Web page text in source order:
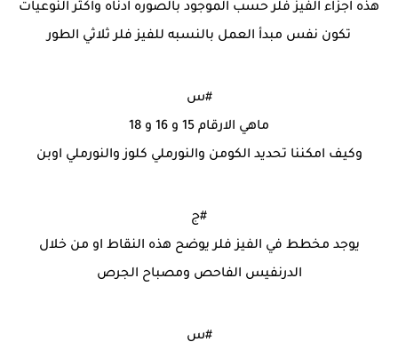
هذه اجزاء الفيز فلر حسب الموجود بالصوره ادناه واكثر النوعيات
تكون نفس مبدأ العمل بالنسبه للفيز فلر ثلاثي الطور
#س
ماهي الارقام 15 و 16 و 18
وكيف امكننا تحديد الكومن والنورملي كلوز والنورملي اوبن
#ج
يوجد مخطط في الفيز فلر يوضح هذه النقاط او من خلال
الدرنفيس الفاحص ومصباح الجرص
#س